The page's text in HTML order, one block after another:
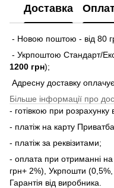
Доставка
- Новою поштою - від 80
- Укрпоштою Стандарт/
1200 грн);
Адресну доставку
Більше інформації про
- готівкою при розрахунку
- платіж на карту
- платіж за реквізитами;
- оплата при отриманні на
грн+ 2%), Укрпошти
Гарантія від виробника.